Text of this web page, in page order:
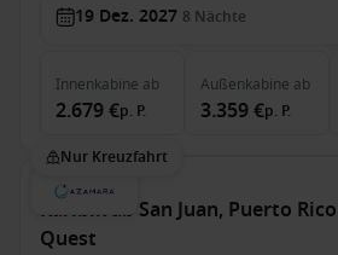
19 Dez. 2027 8 Nächte
Innenkabine ab
2.679 €p. P.
Außenkabine ab
3.359 €p. P.
Nur Kreuzfahrt
Karibik ab San Juan, Puerto
Quest